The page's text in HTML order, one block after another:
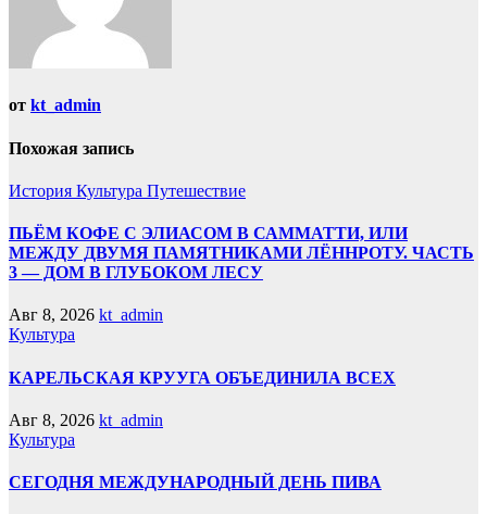
от kt_admin
Похожая запись
История Культура Путешествие
ПЬЁМ КОФЕ С ЭЛИАСОМ В САММАТТИ, ИЛИ
МЕЖДУ ДВУМЯ ПАМЯТНИКАМИ ЛЁННРОТУ. ЧАСТЬ
3 — ДОМ В ГЛУБОКОМ ЛЕСУ
Авг 8, 2026 kt_admin
Культура
КАРЕЛЬСКАЯ КРУУГА ОБЪЕДИНИЛА ВСЕХ
Авг 8, 2026 kt_admin
Культура
СЕГОДНЯ МЕЖДУНАРОДНЫЙ ДЕНЬ ПИВА